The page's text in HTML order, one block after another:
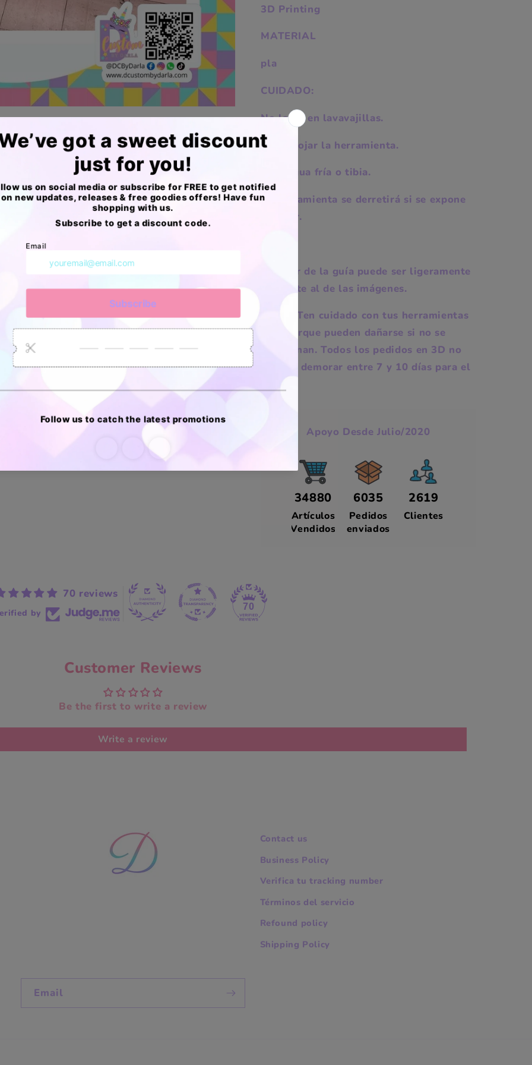
3D Printing
MATERIAL
pla
CUIDADO:
No lavar en lavavajillas.
No remojar la herramienta.
Usar agua fría o tibia.
La herramienta se derretirá si se expone
al calor.
El color de la guía puede ser ligeramente
diferente al de las imágenes.
NOTA: Ten cuidado con tus herramientas
PLA porque pueden dañarse si no se
almacenan. Todos los pedidos en 3D no
pueden demorar entre 7 y 10 días para el
envío.
Apoyo Desde Julio/2020
34880
Artículos
Vendidos
6035
Pedidos
enviados
2619
Clientes
70 reviews
by
70
Customer Reviews
Be the first to write a review
Write a review
Contact us
Business Policy
Verifica tu tracking number
Términos del servicio
Refound policy
Shipping Policy
Email